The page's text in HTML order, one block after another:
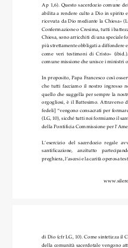
Ap  1,6).  Questo  sacerdozio  comune
abilita a rendere culto a Dio in spirito
ricevuta da Dio mediante la Chiesa»
Confermazione o Cresima, tutti i
Chiesa, sono arricchiti di una speciale
più strettamente obbligati a diffondere e
come  veri  testimoni  di  Cristo»
comune missione che unisce i ministri
In proposito, Papa Francesco così
che  tutti  facciamo  il  nostro  ingresso
quello che suggella per sempre la
orgogliosi,  è  il  Battesimo.  Attraverso
fedeli] “vengono consacrati per
(LG, 10), sicché tutti noi formiamo il
della Pontificia Commissione per
L’esercizio   del   sacerdozio   regale
santificazione,    anzitutto
preghiera, l’ascesi e la carità operosa
di Dio (cfr LG, 10). Come sintetizza il
della comunità sacerdotale vengono